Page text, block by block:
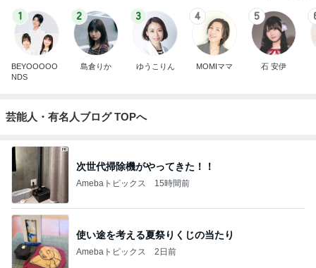
1
BEYOOOOO
NDS
2
島倉りか
3
ゆうこりん
4
MOMIママ
5
石 安伊
芸能人・有名人ブログ TOPへ
次世代掃除機がやってきた！！
Amebaトピックス 15時間前
使い途を考える夏祭りくじの当たり
Amebaトピックス 2日前